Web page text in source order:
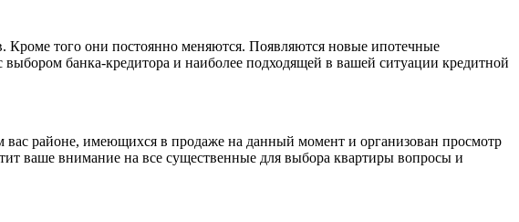
Кроме того они постоянно меняются. Появляются новые ипотечные
банка-кредитора и наиболее подходящей в вашей ситуации кредитной
вас районе, имеющихся в продаже на данный момент и организован просмотр
ваше внимание на все существенные для выбора квартиры вопросы и